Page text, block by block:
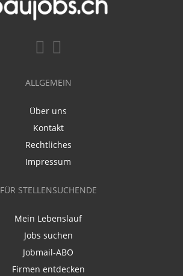
ALLGEMEIN
Über uns
Kontakt
Rechtliches
Impressum
FÜR STELLENSUCHENDE
Mein Lebenslauf
Jobs suchen
Jobmail-ABO
Firmen entdecken